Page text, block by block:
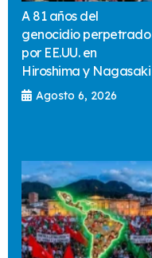
A 81 años del
genocidio perpetrado
por EE.UU. en
Hiroshima y Nagasaki
Agosto 6, 2026